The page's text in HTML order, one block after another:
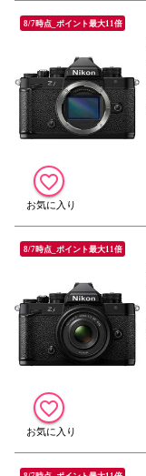
8/7時点_ポイント最大11倍
8/7時点_ポイント最大11倍